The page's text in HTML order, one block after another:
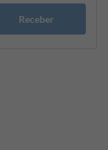
Receber